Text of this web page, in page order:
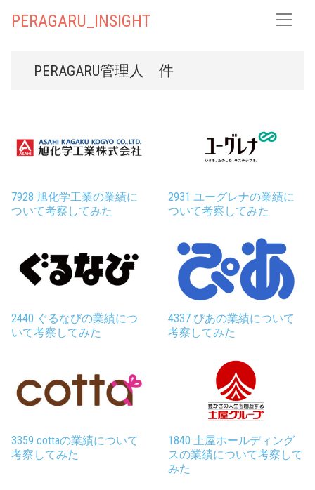
PERAGARU_INSIGHT
PERAGARU管理人 件
7928 旭化学工業の業績に
ついて考察してみた
2931 ユーグレナの業績に
ついて考察してみた
2440 ぐるなびの業績につ
いて考察してみた
4337 ぴあの業績について
考察してみた
3359 cottaの業績について
考察してみた
1840 土屋ホールディング
スの業績について考察して
みた